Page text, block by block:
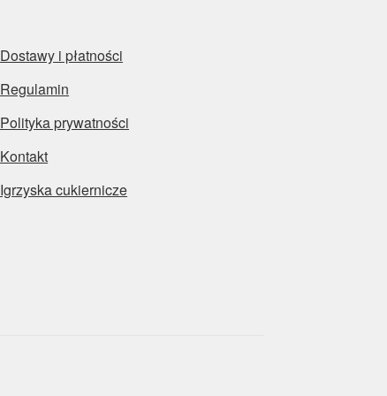
Dostawy i płatności
Regulamin
Polityka prywatności
Kontakt
Igrzyska cukiernicze